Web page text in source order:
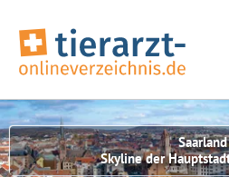
Saarland
Skyline der